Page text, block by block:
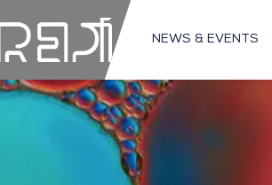
NEWS & EVENTS